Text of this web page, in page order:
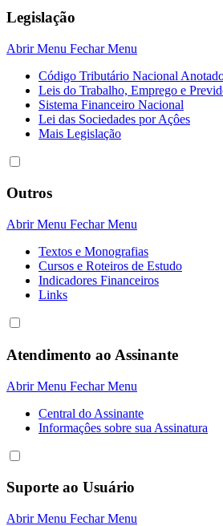
Legislação
Abrir Menu Fechar Menu
Código Tributário Nacional
Leis do Trabalho, Emprego e
Sistema Financeiro Nacional
Lei das Sociedades por Açôes
Mais Legislação
Outros
Abrir Menu Fechar Menu
Textos e Monografias
Cursos e Roteiros de Estudo
Indicadores Financeiros
Links
Atendimento ao Assinante
Abrir Menu Fechar Menu
Central do Assinante
Informaçôes sobre sua Assinatura
Suporte ao Usuário
Abrir Menu Fechar Menu